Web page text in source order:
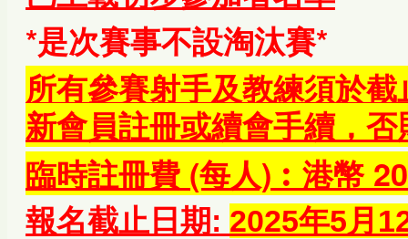
*是次賽事不設淘汰賽*
所有參賽射手及教練須於
新會員註冊或續會手續，
臨時註冊費 (每人)︰港幣
報名截止日期: 2025年5月